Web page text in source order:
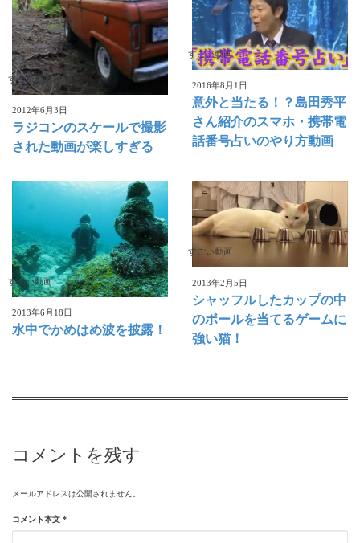
すごい動画
2012年6月3日
ラジコンのスケールで撮影
された動画が楽しすぎる
すごい動画
2016年8月1日
意外と当たる！？島田秀平
さん紹介のスマホ・携帯電
話番号占いのやり方動画
すごい動画
2013年6月18日
水中でかめはめ波を披露！
すごい動画
2013年2月5日
シャッフルしたカップの中
のボールを当てるゲームに
強い猫！
コメントを残す
メールアドレスは公開されません。
コメント本文 *